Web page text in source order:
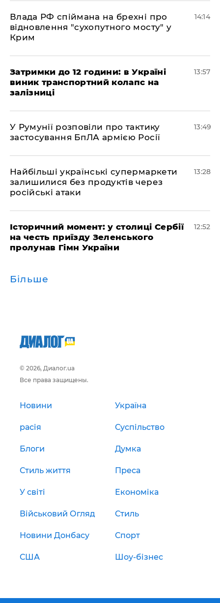
Влада РФ спіймана на брехні про
відновлення "сухопутного мосту" у
Крим
14:14
Затримки до 12 години: в Україні
виник транспортний колапс на
залізниці
13:57
У Румунії розповіли про тактику
застосування БпЛА армією Росії
13:49
Найбільші українські супермаркети
залишилися без продуктів через
російські атаки
13:28
Історичний момент: у столиці Сербії
на честь приїзду Зеленського
пролунав Гімн України
12:52
Більше
© 2026, Диалог.ua
Все права защищены.
Новини Україна
расія Суспільство
Блоги Думка
Стиль життя Преса
У світі Економіка
Військовий Огляд Стиль
Новини Донбасу Спорт
США Шоу-бізнес